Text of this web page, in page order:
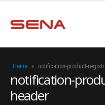
Home » notification-product-
notification-
header